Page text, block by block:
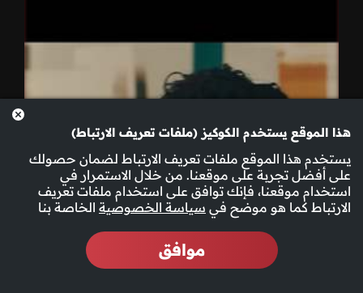
هذا الموقع يستخدم الكوكيز (ملفات تعريف الارتباط)
يستخدم هذا الموقع ملفات تعريف الارتباط لضمان حصولك
على أفضل تجربة على موقعنا. من خلال الاستمرار في
استخدام موقعنا، فإنك توافق على استخدام ملفات تعريف
الارتباط كما هو موضح في سياسة الخصوصية الخاصة بنا
موافق